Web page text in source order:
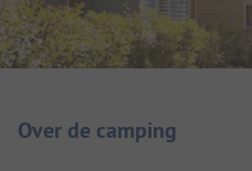
Over de camping